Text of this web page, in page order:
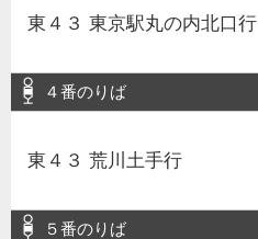
東４３ 東京駅丸の内北口行
４番のりば
東４３ 荒川土手行
５番のりば